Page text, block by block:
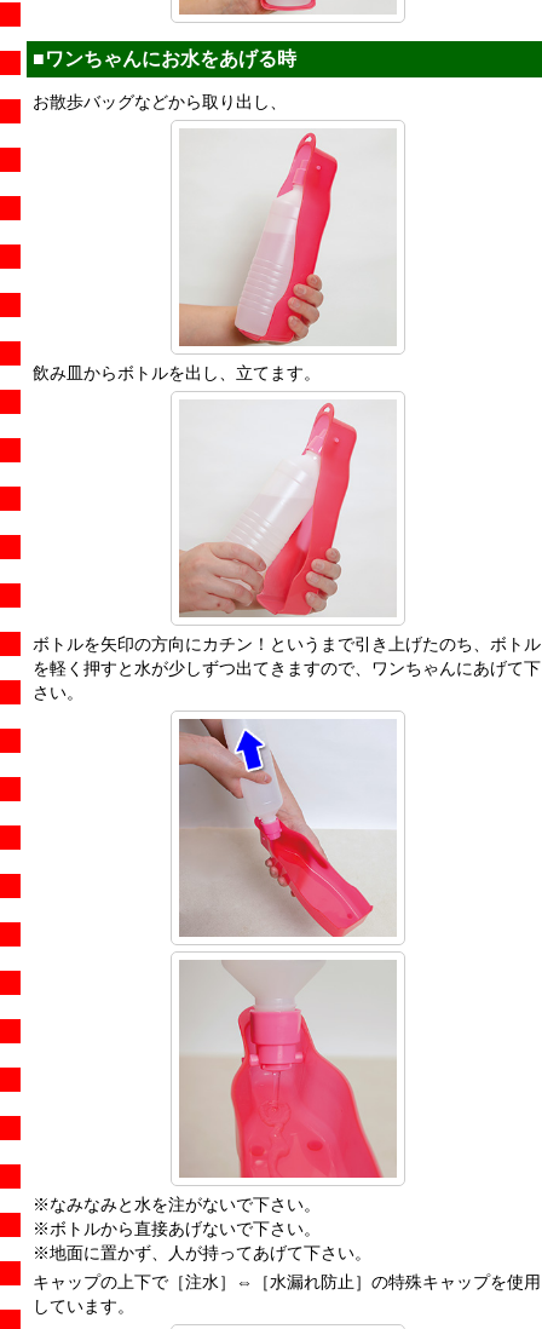
■ワンちゃんにお水をあげる時
お散歩バッグなどから取り出し、
飲み皿からボトルを出し、立てます。
ボトルを矢印の方向にカチン！というまで引き上げたのち、ボトル
を軽く押すと水が少しずつ出てきますので、ワンちゃんにあげて下
さい。
※なみなみと水を注がないで下さい。
※ボトルから直接あげないで下さい。
※地面に置かず、人が持ってあげて下さい。
キャップの上下で［注水］⇔［水漏れ防止］の特殊キャップを使用
しています。